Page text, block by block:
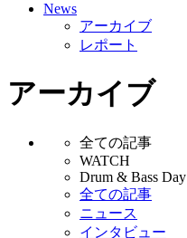
News
アーカイブ
レポート
アーカイブ
全ての記事
WATCH
Drum & Bass Day
全ての記事
ニュース
インタビュー